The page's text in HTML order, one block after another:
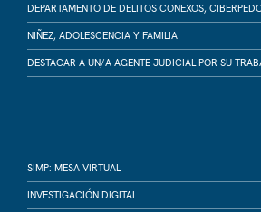
DEPARTAMENTO DE DELITOS CONEXOS,
NIÑEZ, ADOLESCENCIA Y FAMILIA
DESTACAR A UN/A AGENTE JUDICIAL POR SU
SIMP: MESA VIRTUAL
INVESTIGACIÓN DIGITAL